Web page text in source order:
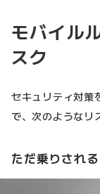
モバイル
スク
セキュリティ対策
で、次のようなリ
ただ乗りされる